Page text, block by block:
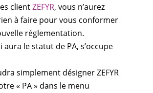
clientZEFYR, vous n’aurez
à faire pour vous conformer
réglementation.
aura le statut de PA, s’occupe
simplement désigner ZEFYR
« PA » dans le menu